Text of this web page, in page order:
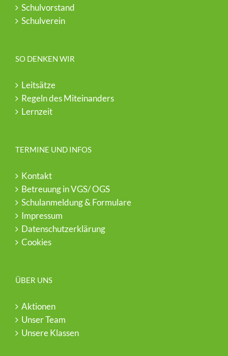
Schulvorstand
Schulverein
SO DENKEN WIR
Leitsätze
Regeln des Miteinanders
Lernzeit
TERMINE UND INFOS
Kontakt
Betreuung in VGS/ OGS
Schulanmeldung & Formulare
Impressum
Datenschutzerklärung
Cookies
ÜBER UNS
Aktionen
Unser Team
Unsere Klassen